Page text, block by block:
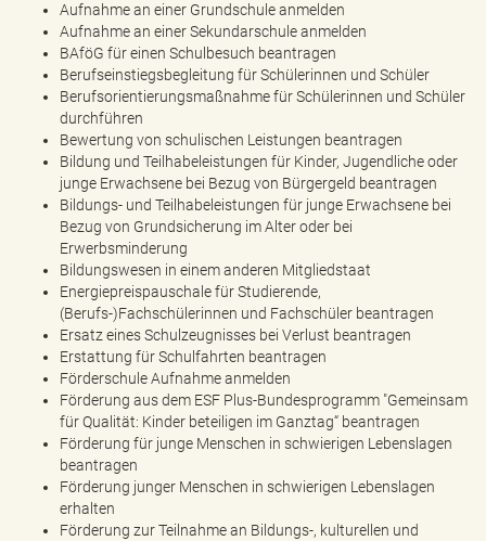
Aufnahme an einer Grundschule anmelden
Aufnahme an einer Sekundarschule anmelden
BAföG für einen Schulbesuch beantragen
Berufseinstiegsbegleitung für Schülerinnen und Schüler
Berufsorientierungsmaßnahme für Schülerinnen und Schüler
durchführen
Bewertung von schulischen Leistungen beantragen
Bildung und Teilhabeleistungen für Kinder, Jugendliche oder
junge Erwachsene bei Bezug von Bürgergeld beantragen
Bildungs- und Teilhabeleistungen für junge Erwachsene bei
Bezug von Grundsicherung im Alter oder bei
Erwerbsminderung
Bildungswesen in einem anderen Mitgliedstaat
Energiepreispauschale für Studierende,
(Berufs-)Fachschülerinnen und Fachschüler beantragen
Ersatz eines Schulzeugnisses bei Verlust beantragen
Erstattung für Schulfahrten beantragen
Förderschule Aufnahme anmelden
Förderung aus dem ESF Plus-Bundesprogramm "Gemeinsam
für Qualität: Kinder beteiligen im Ganztag“ beantragen
Förderung für junge Menschen in schwierigen Lebenslagen
beantragen
Förderung junger Menschen in schwierigen Lebenslagen
erhalten
Förderung zur Teilnahme an Bildungs-, kulturellen und